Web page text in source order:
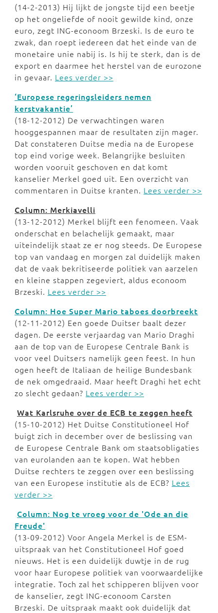
(14-2-2013) Hij lijkt de jongste tijd een beetje
op het ongeliefde of nooit gewilde kind, onze
euro, zegt ING-econoom Brzeski. Is de euro te
zwak, dan roept iedereen dat het einde van de
monetaire unie nabij is. Is hij te sterk, dan is de
export en daarmee het herstel van de eurozone
in gevaar. Lees verder >>
‘Europese regeringsleiders nemen
kerstvakantie’
(18-12-2012) De verwachtingen waren
hooggespannen maar de resultaten zijn mager.
Dat constateren Duitse media na de Europese
top eind vorige week. Belangrijke besluiten
worden vooruit geschoven en dat komt
kanselier Merkel goed uit. Een overzicht van
commentaren in Duitse kranten. Lees verder >>
Column: Merkiavelli
(13-12-2012) Merkel blijft een fenomeen. Vaak
onderschat en belachelijk gemaakt, maar
uiteindelijk staat ze er nog steeds. De Europese
top van vandaag en morgen zal duidelijk maken
dat de vaak bekritiseerde politiek van aarzelen
en kleine stappen zegeviert, aldus econoom
Brzeski. Lees verder >>
Column: Hoe Super Mario taboes doorbreekt
(12-11-2012) Een goede Duitser baalt dezer
dagen. De eerste verjaardag van Mario Draghi
aan de top van de Europese Centrale Bank is
voor veel Duitsers namelijk geen feest. In hun
ogen heeft de Italiaan de heilige Bundesbank
de nek omgedraaid. Maar heeft Draghi het echt
zo slecht gedaan? Lees verder >>
Wat Karlsruhe over de ECB te zeggen heeft
(15-10-2012) Het Duitse Constitutioneel Hof
buigt zich in december over de beslissing van
de Europese Centrale Bank om staatsobligaties
van eurolanden aan te kopen. Wat hebben
Duitse rechters te zeggen over een beslissing
van een Europese institutie als de ECB? Lees
verder >>
Column: Nog te vroeg voor de 'Ode an die
Freude'
(13-09-2012) Voor Angela Merkel is de ESM-
uitspraak van het Constitutioneel Hof goed
nieuws. Het is een duidelijk duwtje in de rug
voor haar Europese politiek van voorwaardelijke
integratie. Toch zal het schipperen blijven voor
de kanselier, zegt ING-econoom Carsten
Brzeski. De uitspraak maakt ook duidelijk dat